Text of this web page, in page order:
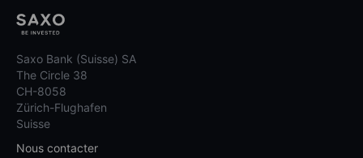
Saxo Bank (Suisse) SA
The Circle 38
CH-8058
Zürich-Flughafen
Suisse
Nous contacter